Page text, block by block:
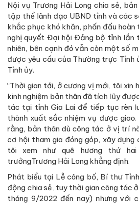
Nội vụ Trương Hải Long chia sẻ,
tập thể lãnh đạo UBND tỉnh và các
khắc phục khó khăn, phấn đấu hoàn
nghị quyết Đại hội Đảng bộ tỉnh lần
nhiên, bên cạnh đó vẫn còn một số
được yêu cầu của Thường trực Tỉnh
Tỉnh ủy.
“Thời gian tới, ở cương vị mới, tôi
kinh nghiệm bản thân đã tích lũy
tác tại tỉnh Gia Lai để tiếp tục rèn
thành xuất sắc nhiệm vụ được giao.
rằng, bản thân dù công tác ở vị trí
cơ hội tham gia đóng góp, xây dựng
tôi xem như quê hương thứ
trưởngTrương Hải Long khẳng định.
Phát biểu tại Lễ công bố, Bí thư
động chia sẻ, tuy thời gian công tác
tháng 9/2022 đến nay) nhưng với